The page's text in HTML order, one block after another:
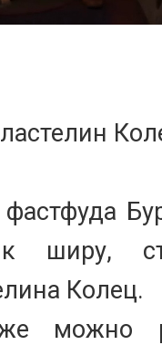
фастфуда
ширу,
Колец.
можно